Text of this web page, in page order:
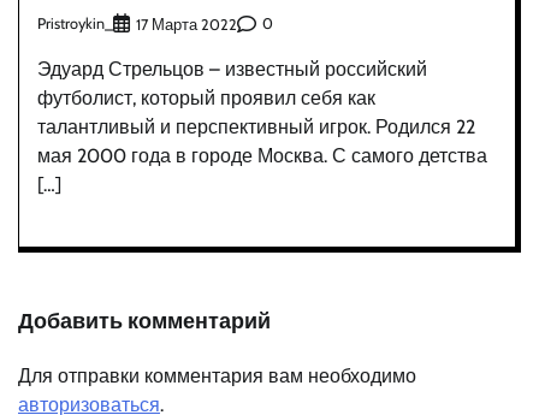
Pristroykin_ 17 Марта 2022 0
Эдуард Стрельцов – известный российский
футболист, который проявил себя как
талантливый и перспективный игрок. Родился 22
мая 2000 года в городе Москва. С самого детства
[…]
Добавить комментарий
Для отправки комментария вам необходимо
авторизоваться.